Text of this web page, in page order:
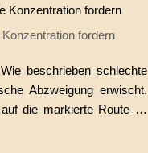
fordern
beschrieben schlechte
Abzweigung erwischt.
die markierte Route …